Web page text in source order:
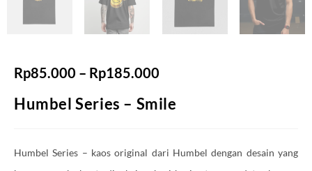
Rp85.000 – Rp185.000
Humbel Series – Smile
Humbel Series – kaos original dari Humbel dengan desain yang